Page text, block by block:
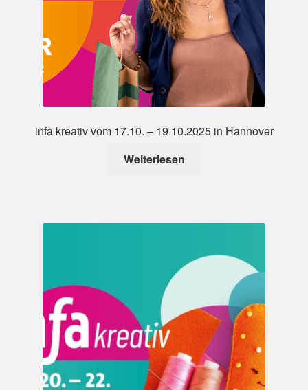
infa kreativ vom 17.10. – 19.10.2025 in Hannover
Weiterlesen